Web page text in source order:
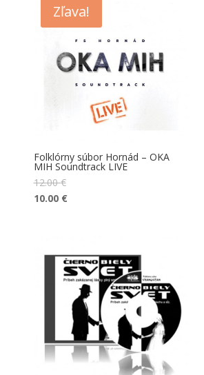
Zľava!
Folklórny súbor Hornád – OKA
MIH Soundtrack LIVE
12.00€
10.00 €